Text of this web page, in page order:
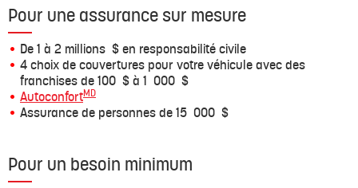
Pour une assurance sur mesure
De 1 à 2 millions $ en responsabilité civile
4 choix de couvertures pour votre véhicule avec des
franchises de 100 $ à 1 000 $
AutoconfortMD
Assurance de personnesde 15 000 $
Pour un besoin minimum